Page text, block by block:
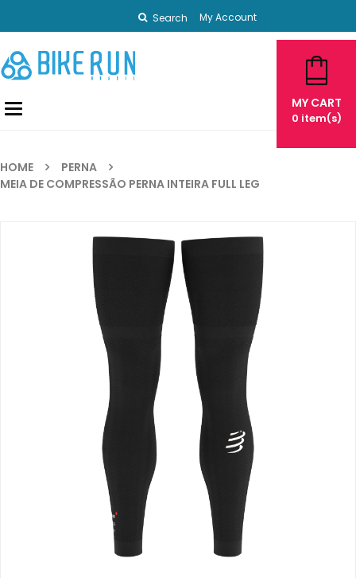
My Account
Search
Toggle
MY CART
0 item(s)
HOME
PERNA
MEIA DE COMPRESSÃO PERNA INTEIRA FULL LEG